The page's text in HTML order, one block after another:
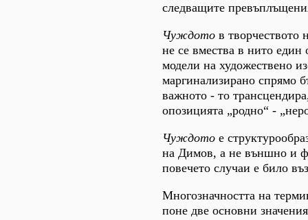
следващите
Чуждото в
не се вмества в нито един
модели на художествено
маргинализирано спрямо
важното - то
опозицията „родно“ -
Чуждото е
на Димов, а не външно и
повечето случаи е било
Многозначността на
поне две основни